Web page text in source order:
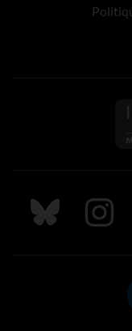
Suivez nous